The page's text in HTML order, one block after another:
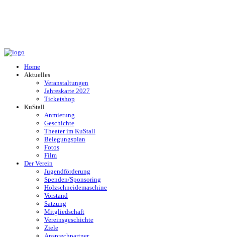
Home
Aktuelles
Veranstaltungen
Jahreskarte 2027
Ticketshop
KuStall
Anmietung
Geschichte
Theater im KuStall
Belegungsplan
Fotos
Film
Der Verein
Jugendförderung
Spenden/Sponsoring
Holzschneidemaschine
Vorstand
Satzung
Mitgliedschaft
Vereinsgeschichte
Ziele